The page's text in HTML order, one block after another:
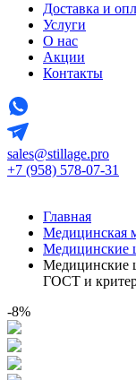
Доставка и
Услуги
О нас
Акции
Контакты
sales@stillage.pro
+7 (958) 578-07-31
Главная
Медицинская
Медицинские
Медицинские
ГОСТ и
-8%